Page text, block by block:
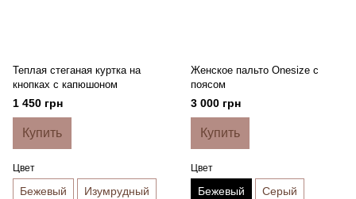
Теплая стеганая куртка на
кнопках с капюшоном
1 450 грн
Купить
Цвет
Бежевый Изумрудный
Женское пальто Onesize с
поясом
3 000 грн
Купить
Цвет
Бежевый Серый